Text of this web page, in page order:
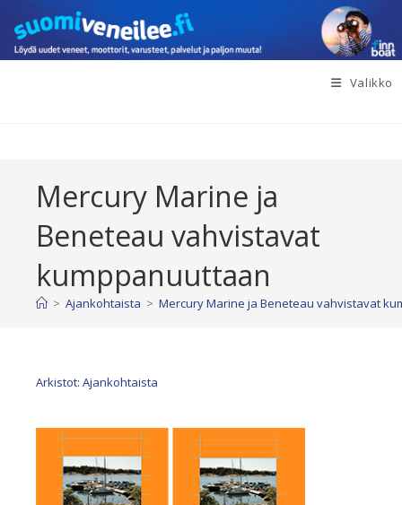
suoraan
sisältöön
Valikko
Mercury Marine ja
Beneteau vahvistavat
kumppanuuttaan
> Ajankohtaista > Mercury Marine ja Beneteau vahvistavat
Arkistot: Ajankohtaista